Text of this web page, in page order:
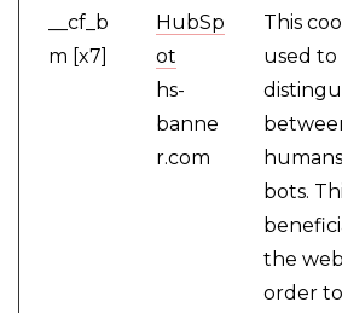
__cf_b
m [x7]
HubSp
ot
hs-
banne
r.com
This
used to
bots.
the
order